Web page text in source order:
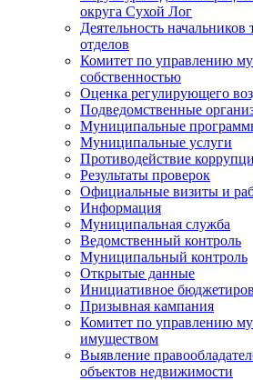
округа Сухой Лог
Деятельность
отделов
Комитет по управлению
собственностью
Оценка регулирующего
Подведомственные
Муниципальные
Муниципальные услуги
Противодействие
Результаты проверок
Официальные визиты и
Информация
Муниципальная служба
Ведомственный контроль
Муниципальный контроль
Открытые данные
Инициативное
Призывная кампания
Комитет по управлению
имуществом
Выявление
объектов недвижимости